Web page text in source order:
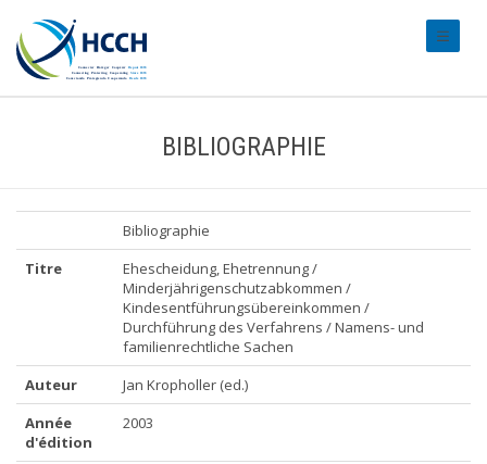
BIBLIOGRAPHIE
Bibliographie
Titre
Ehescheidung, Ehetrennung /
Minderjährigenschutzabkommen /
Kindesentführungsübereinkommen /
Durchführung des Verfahrens / Namens- und
familienrechtliche Sachen
Auteur
Jan Kropholler (ed.)
Année
d'édition
2003